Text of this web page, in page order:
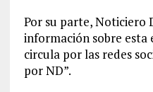
Por su parte, Noticiero
información sobre esta
circula por las redes
por ND”.